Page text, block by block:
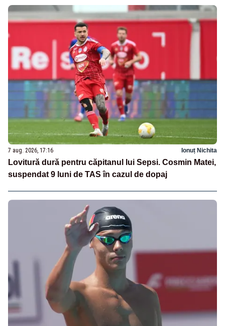
7 aug. 2026, 17:16 Ionuț Nichita
Lovitură dură pentru căpitanul lui Sepsi. Cosmin Matei,
suspendat 9 luni de TAS în cazul de dopaj